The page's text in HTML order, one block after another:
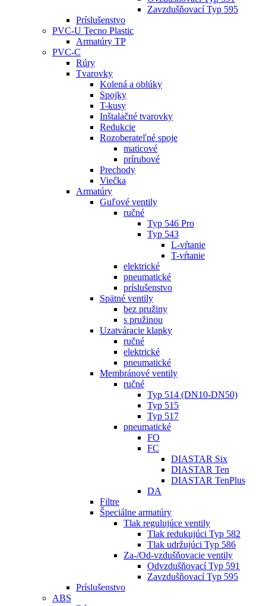
Zavzdušňovací Typ 595
Príslušenstvo
PVC-U Tecno Plastic
Armatúry TP
PVC-C
Rúry
Tvarovky
Kolená a oblúky
Spojky
T-kusy
Inštalačné tvarovky
Redukcie
Rozoberateľné spoje
maticové
prírubové
Prechody
Viečka
Armatúry
Guľové ventily
ručné
Typ 546 Pro
Typ 543
L-vŕtanie
T-vŕtanie
elektrické
pneumatické
príslušenstvo
Spätné ventily
bez pružiny
s pružinou
Uzatváracie klapky
ručné
elektrické
pneumatické
Membránové ventily
ručné
Typ 514 (DN10-DN50)
Typ 515
Typ 517
pneumatické
FO
FC
DIASTAR Six
DIASTAR Ten
DIASTAR TenPlus
DA
Filtre
Špeciálne armatúry
Tlak regulujúce ventily
Tlak redukujúci Typ 582
Tlak udržujúci Typ 586
Za-/Od-vzdušňovacie ventily
Odvzdušňovací Typ 591
Zavzdušňovací Typ 595
Príslušenstvo
ABS